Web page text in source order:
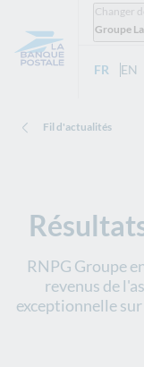
Changer
Groupe
FR -EN
Fil d'actualités
RNPG Groupe
revenus de
exceptionnelle